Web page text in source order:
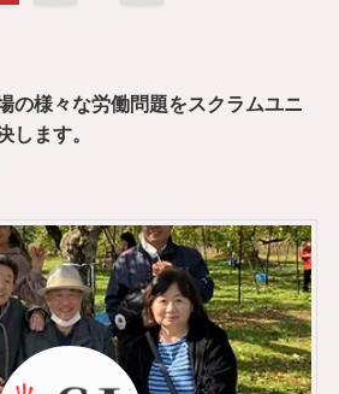
の様々な労働問題をスクラムユニ
します。